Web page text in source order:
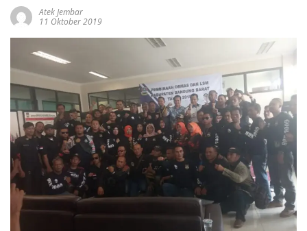
Atek Jembar
11 Oktober 2019